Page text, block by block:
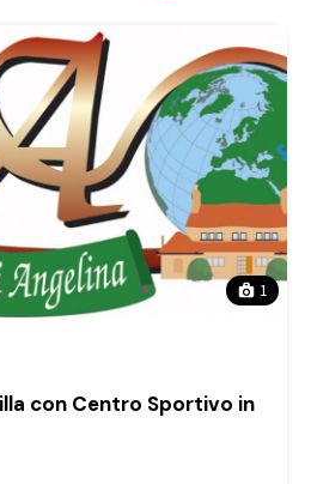
1
con Centro Sportivo in